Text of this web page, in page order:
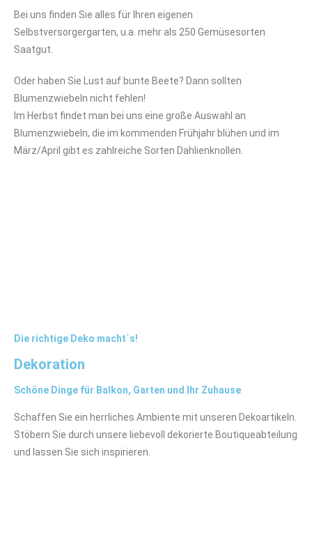
Bei uns finden Sie alles für Ihren eigenen
Selbstversorgergarten, u.a. mehr als 250 Gemüsesorten
Saatgut.
Oder haben Sie Lust auf bunte Beete? Dann sollten
Blumenzwiebeln nicht fehlen!
Im Herbst findet man bei uns eine große Auswahl an
Blumenzwiebeln, die im kommenden Frühjahr blühen und im
März/April gibt es zahlreiche Sorten Dahlienknollen.
Die richtige Deko macht`s!
Dekoration
Schöne Dinge für Balkon, Garten und Ihr Zuhause
Schaffen Sie ein herrliches Ambiente mit unseren Dekoartikeln.
Stöbern Sie durch unsere liebevoll dekorierte Boutiqueabteilung
und lassen Sie sich inspirieren.